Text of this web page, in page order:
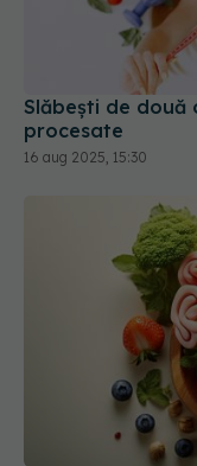
Slăbești de două
procesate
16 aug 2025, 15:30